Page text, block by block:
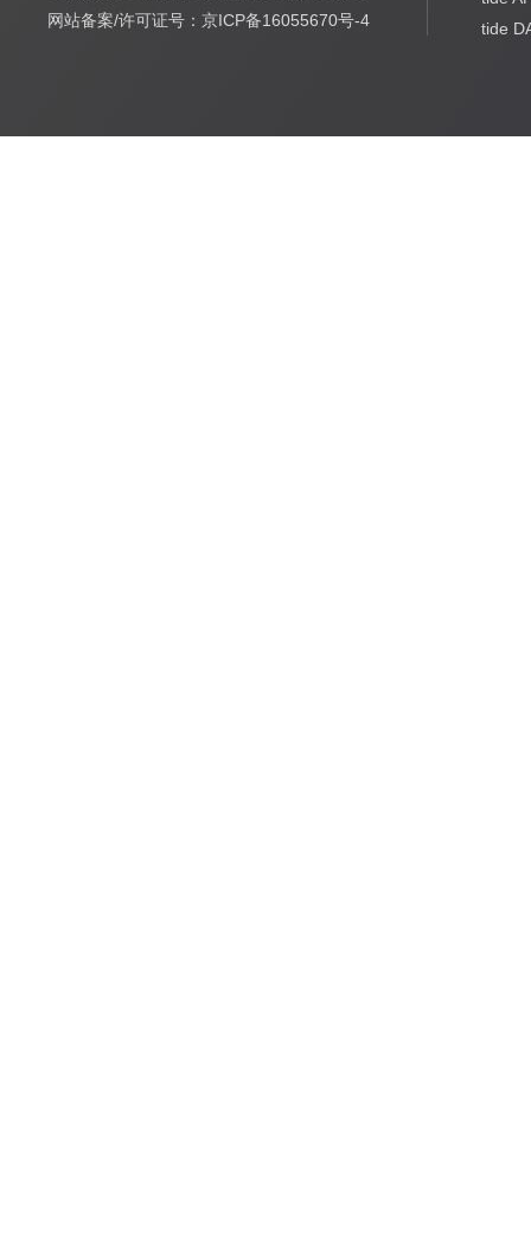
网站备案/许可证号：京ICP备16055670号-4
tide